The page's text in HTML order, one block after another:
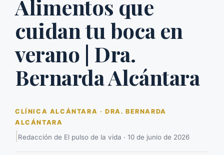
Alimentos que
cuidan tu boca en
verano | Dra.
Bernarda Alcántara
CLÍNICA ALCÁNTARA · DRA. BERNARDA
ALCÁNTARA
Redacción de El pulso de la vida · 10 de junio de 2026